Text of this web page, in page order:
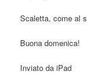
Scaletta, come al
Buona domenica!
Inviato da iPad